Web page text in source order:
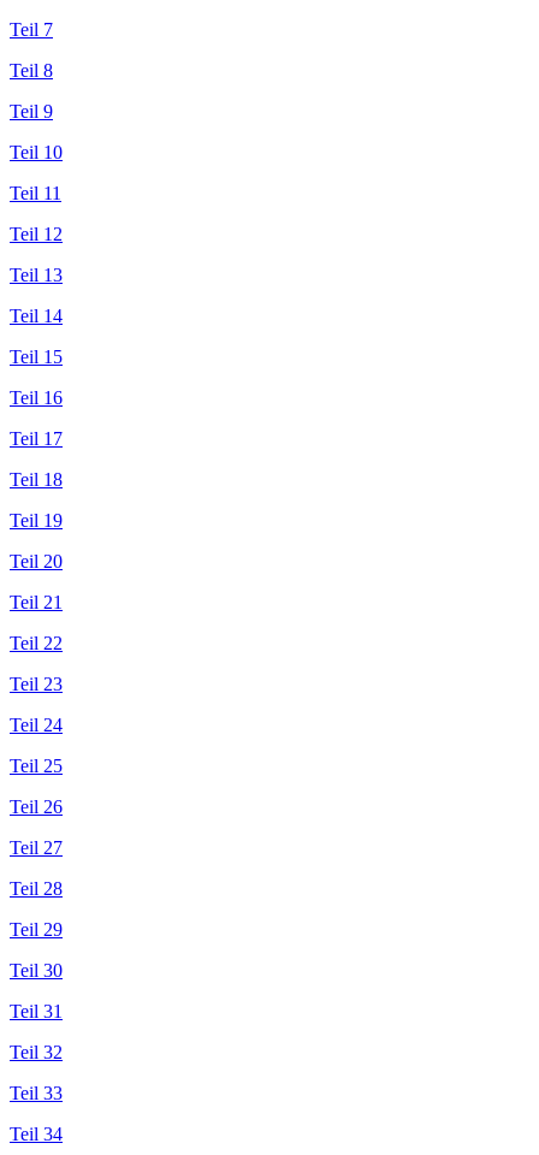
Teil 7
Teil 8
Teil 9
Teil 10
Teil 11
Teil 12
Teil 13
Teil 14
Teil 15
Teil 16
Teil 17
Teil 18
Teil 19
Teil 20
Teil 21
Teil 22
Teil 23
Teil 24
Teil 25
Teil 26
Teil 27
Teil 28
Teil 29
Teil 30
Teil 31
Teil 32
Teil 33
Teil 34